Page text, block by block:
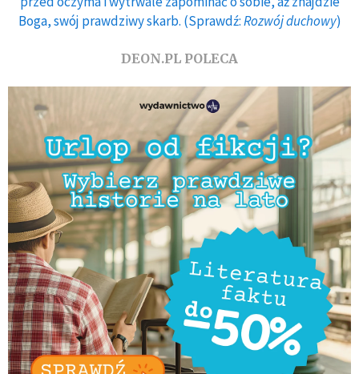
Boga, swój prawdziwy skarb. (Sprawdź:Rozwój duchowy)
DEON.PL POLECA